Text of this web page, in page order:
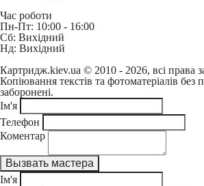
Час роботи
Пн-Пт: 10:00 - 16:00
Сб: Вихідний
Нд: Вихідний
Картридж.kiev.ua © 2010 - 2026, всі права
Копіювання текстів та фотоматеріалів
заборонені.
Ім'я
Телефон
Коментар
Ім'я